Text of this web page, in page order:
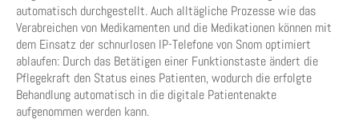
automatisch durchgestellt. Auch alltägliche Prozesse wie das
Verabreichen von Medikamenten und die Medikationen können mit
dem Einsatz der schnurlosen IP-Telefone von Snom optimiert
ablaufen: Durch das Betätigen einer Funktionstaste ändert die
Pflegekraft den Status eines Patienten, wodurch die erfolgte
Behandlung automatisch in die digitale Patientenakte
aufgenommen werden kann.